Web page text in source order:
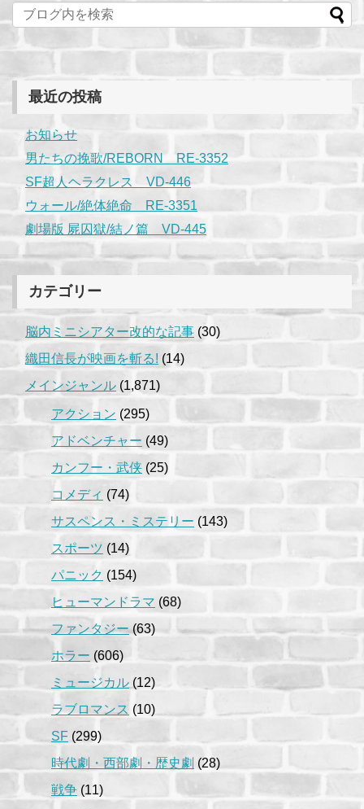
最近の投稿
お知らせ
男たちの挽歌/REBORN RE-3352
SF超人ヘラクレス VD-446
ウォール/絶体絶命 RE-3351
劇場版 屍囚獄/結ノ篇 VD-445
カテゴリー
脳内ミニシアター改的な記事 (30)
織田信長が映画を斬る! (14)
メインジャンル (1,871)
アクション (295)
アドベンチャー (49)
カンフー・武侠 (25)
コメディ (74)
サスペンス・ミステリー (143)
スポーツ (14)
パニック (154)
ヒューマンドラマ (68)
ファンタジー(63)
ホラー (606)
ミュージカル (12)
ラブロマンス (10)
SF (299)
時代劇・西部劇・歴史劇 (28)
戦争 (11)